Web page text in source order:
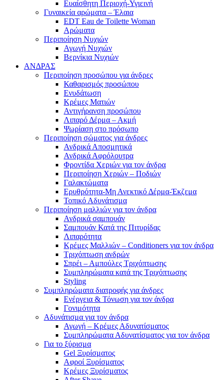
Ευαίσθητη Περιοχή-Υγιεινή
Γυναικεία αρώματα – Έλαια
EDT Eau de Toilette Woman
Αρώματα
Περιποίηση Νυχιών
Αγωγή Νυχιών
Βερνίκια Νυχιών
ΑΝΔΡΑΣ
Περιποίηση προσώπου για άνδρες
Καθαρισμός προσώπου
Ενυδάτωση
Κρέμες Ματιών
Αντιγήρανση προσώπου
Λιπαρό Δέρμα – Ακμή
Ψωρίαση στο πρόσωπο
Περιποίηση σώματος για άνδρες
Ανδρικά Αποσμητικά
Ανδρικά Αφρόλουτρα
Φροντίδα Χεριών για τον άνδρα
Περιποίηση Χεριών – Ποδιών
Γαλακτώματα
Ερυθρότητα-Μη Ανεκτικό Δέρμα-Έκζεμα
Τοπικό Αδυνάτισμα
Περιποίηση μαλλιών για τον άνδρα
Ανδρικά σαμπουάν
Σαμπουάν Κατά της Πιτυρίδας
Λιπαρότητα
Κρέμες Μαλλιών – Conditioners για τον άνδρα
Τριχόπτωση ανδρών
Σπρέι – Αμπούλες Τριχόπτωσης
Συμπληρώματα κατά της Τριχόπτωσης
Styling
Συμπληρώματα διατροφής για άνδρες
Ενέργεια & Τόνωση για τον άνδρα
Γονιμότητα
Αδυνάτισμα για τον άνδρα
Αγωγή – Κρέμες Αδυνατίσματος
Συμπληρώματα Αδυνατίσματος για τον άνδρα
Για το ξύρισμα
Gel Ξυρίσματος
Αφροί Ξυρίσματος
Κρέμες Ξυρίσματος